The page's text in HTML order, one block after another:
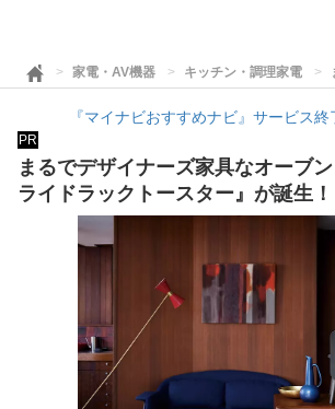
家電・AV機器 キッチン・調理家電
『マイナビおすすめナビ』サービス
PR
まるでデザイナーズ家具なオーブ
ライドラックトースター』が誕生！